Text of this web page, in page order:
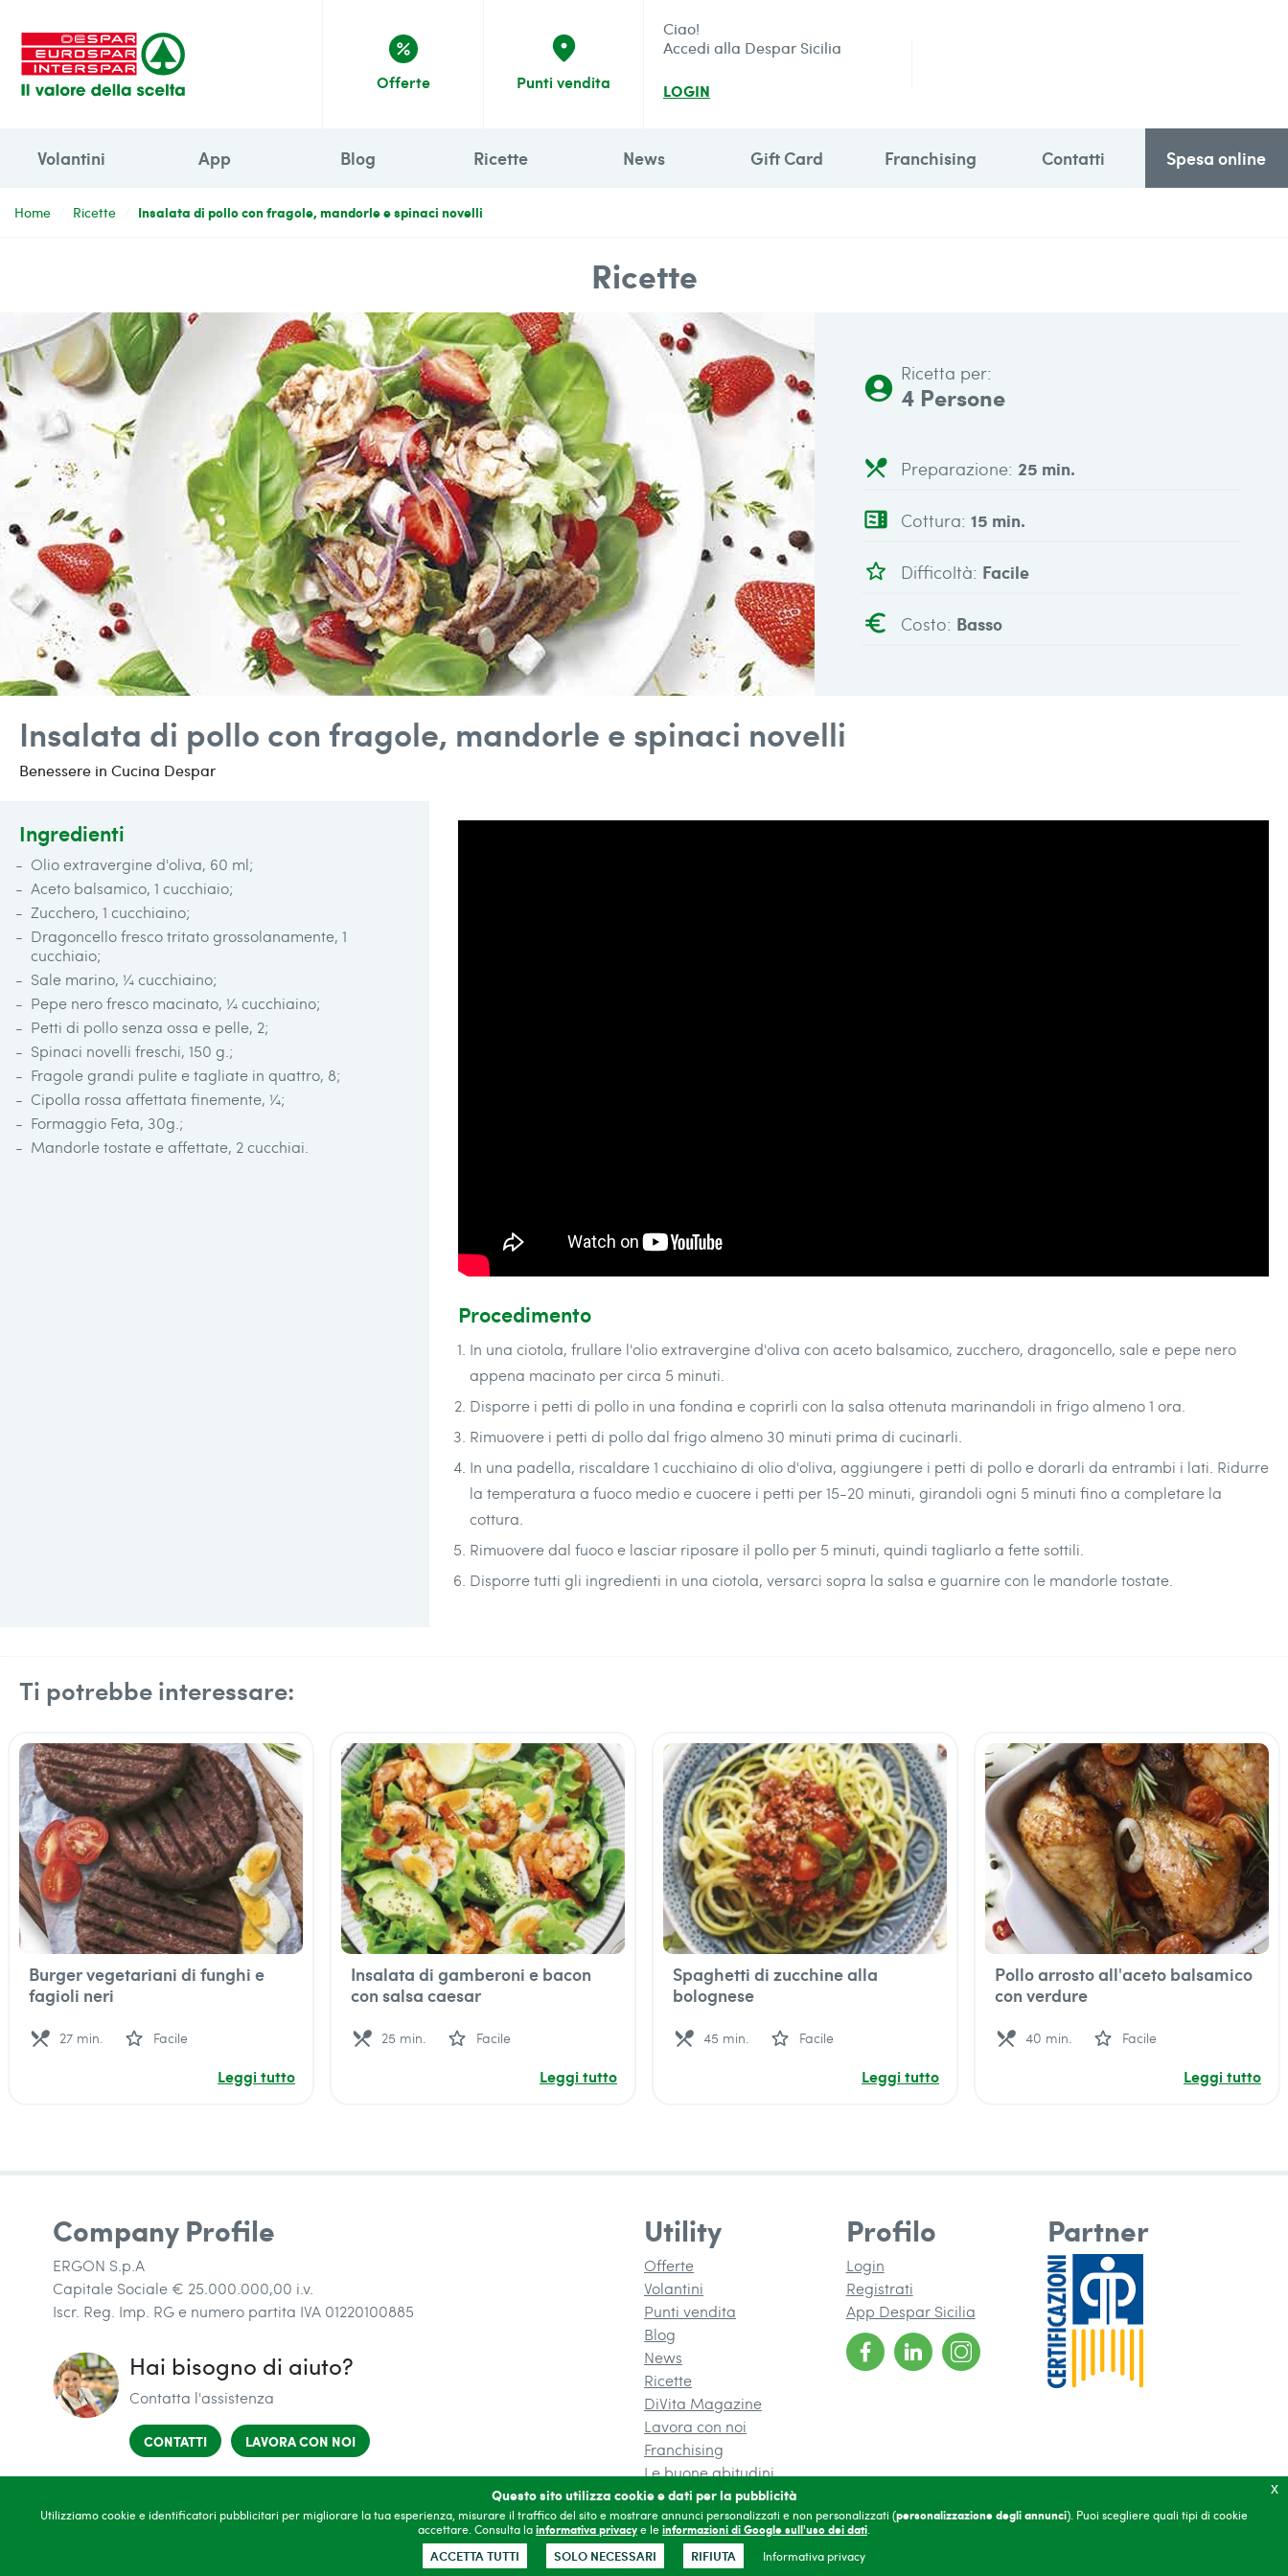
percent
Offerte
place
Punti vendita
Ciao!
Accedi alla Despar Sicilia
LOGIN
Volantini App Blog Ricette News Gift Card Franchising Contatti Spesa online
Home Ricette Insalata di pollo con fragole, mandorle e spinaci novelli
Ricette
account_circle Ricetta per:
4 Persone
local_dining Preparazione: 25 min.
microwave Cottura: 15 min.
star_outline Difficoltà: Facile
euro Costo: Basso
Insalata di pollo con fragole, mandorle e spinaci novelli
Benessere in Cucina Despar
Ingredienti
Olio extravergine d'oliva, 60 ml;
Aceto balsamico, 1 cucchiaio;
Zucchero, 1 cucchiaino;
Dragoncello fresco tritato grossolanamente, 1
cucchiaio;
Sale marino, ¼ cucchiaino;
Pepe nero fresco macinato, ¼ cucchiaino;
Petti di pollo senza ossa e pelle, 2;
Spinaci novelli freschi, 150 g.;
Fragole grandi pulite e tagliate in quattro, 8;
Cipolla rossa affettata finemente, ¼;
Formaggio Feta, 30g.;
Mandorle tostate e affettate, 2 cucchiai.
Procedimento
In una ciotola, frullare l'olio extravergine d'oliva con aceto balsamico, zucchero, dragoncello, sale e pepe nero
appena macinato per circa 5 minuti.
Disporre i petti di pollo in una fondina e coprirli con la salsa ottenuta marinandoli in frigo almeno 1 ora.
Rimuovere i petti di pollo dal frigo almeno 30 minuti prima di cucinarli.
In una padella, riscaldare 1 cucchiaino di olio d'oliva, aggiungere i petti di pollo e dorarli da entrambi i lati. Ridurre
la temperatura a fuoco medio e cuocere i petti per 15-20 minuti, girandoli ogni 5 minuti fino a completare la
cottura.
Rimuovere dal fuoco e lasciar riposare il pollo per 5 minuti, quindi tagliarlo a fette sottili.
Disporre tutti gli ingredienti in una ciotola, versarci sopra la salsa e guarnire con le mandorle tostate.
Ti potrebbe interessare:
Burger vegetariani di funghi e
fagioli neri
local_dining 27 min. star_outline Facile
Leggi tutto
Insalata di gamberoni e bacon
con salsa caesar
local_dining 25 min. star_outline Facile
Leggi tutto
Spaghetti di zucchine alla
bolognese
local_dining 45 min. star_outline Facile
Leggi tutto
Pollo arrosto all'aceto balsamico
con verdure
local_dining 40 min. star_outline Facile
Leggi tutto
Company Profile
ERGON S.p.A
Capitale Sociale € 25.000.000,00 i.v.
Iscr. Reg. Imp. RG e numero partita IVA 01220100885
Hai bisogno di aiuto?
Contatta l'assistenza
CONTATTI(SI APRE IN UNA NUOVA FINESTRA)
LAVORA CON NOI(SI APRE IN UNA NUOVA FINESTRA)
Utility
Offerte
Volantini
Punti vendita
Blog
News
Ricette
DiVita Magazine
Lavora con noi
Franchising
Le buone abitudini
Profilo
Login
Registrati
App Despar Sicilia
Partner
Contatti Privacy Accessibilità Gestisci cookie Area riservata
Questo sito utilizza cookie e dati per la pubblicità
Utilizziamo cookie e identificatori pubblicitari per migliorare la tua esperienza, misurare il traffico del sito e mostrare annunci personalizzati e non personalizzati (personalizzazione degli annunci). Puoi scegliere quali tipi di cookie
accettare. Consulta lainformativa privacye leinformazioni di Google sull'uso dei dati
ACCETTA TUTTI SOLO NECESSARI RIFIUTA Informativa privacy
x